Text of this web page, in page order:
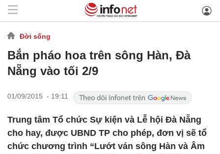
Đời sống
Bắn pháo hoa trên sông Hàn, Đà
Nẵng vào tối 2/9
01/09/2015 - 19:11
Trung tâm Tổ chức Sự kiện và Lễ hội Đà Nẵng
cho hay, được UBND TP cho phép, đơn vị sẽ tổ
chức chương trình “Lướt ván sông Hàn và Âm